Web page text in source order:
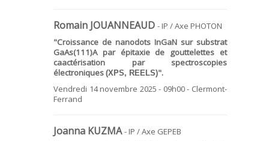
Romain JOUANNEAUD - IP / Axe PHOTON
"Croissance de nanodots InGaN sur substrat
GaAs(111)A par épitaxie de gouttelettes et
caactérisation par spectroscopies
électroniques (XPS, REELS)".
Vendredi 14 novembre 2025 - 09h00 - Clermont-
Ferrand
Joanna KUZMA- IP / Axe GEPEB